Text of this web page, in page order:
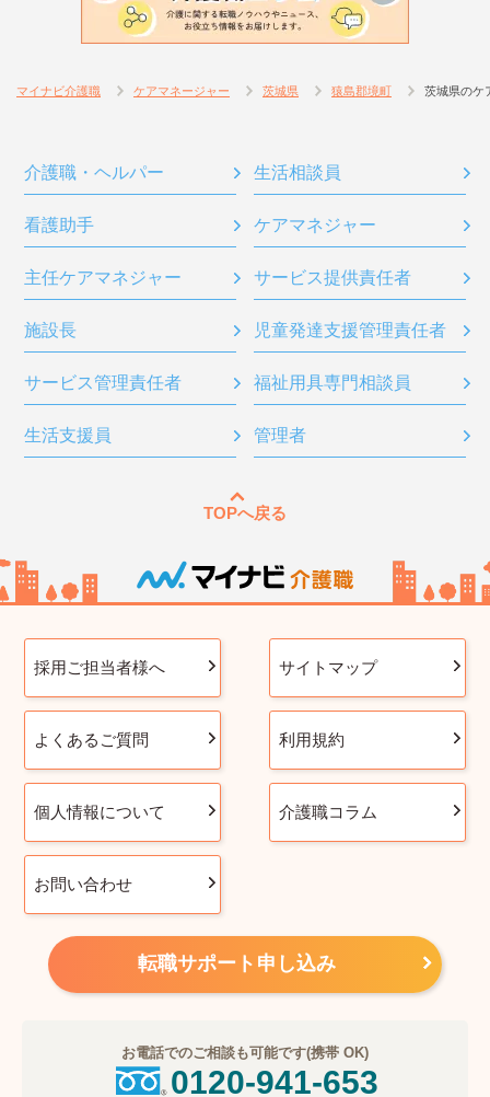
マイナビ介護職 ケアマネージャー 茨城県 猿島郡境町 茨城県のケ
介護職・ヘルパー 生活相談員
看護助手 ケアマネジャー
主任ケアマネジャー サービス提供責任者
施設長 児童発達支援管理責任者
サービス管理責任者 福祉用具専門相談員
生活支援員 管理者
TOPへ戻る
採用ご担当者様へ サイトマップ
よくあるご質問 利用規約
個人情報について 介護職コラム
お問い合わせ
転職サポート申し込み
お電話でのご相談も可能です(携帯 OK)
0120-941-653